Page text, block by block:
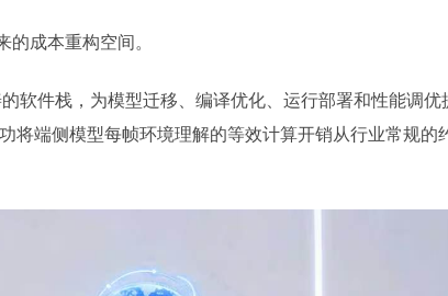
成本重构空间。
软件栈，为模型迁移、编译优化、运行部署和性能调
端侧模型每帧环境理解的等效计算开销从行业常规的